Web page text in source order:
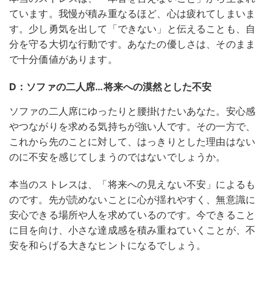
ています。我慢が積み重なるほど、心は疲れてしまいま
す。少し勇気を出して「できない」と伝えることも、自
分を守る大切な行動です。あなたの優しさは、そのまま
で十分価値があります。
D：ソファの二人席…将来への漠然とした不安
ソファの二人席にゆったりと腰掛けたいあなた。安心感
やつながりを求める気持ちが強い人です。その一方で、
これから先のことに対して、はっきりとした理由はない
のに不安を感じてしまうのではないでしょうか。
本当のストレスは、「将来への見えない不安」によるも
のです。先が読めないことに心が揺れやすく、無意識に
安心できる場所や人を求めているのです。今できること
に目を向け、小さな達成感を積み重ねていくことが、不
安を和らげる大きなヒントになるでしょう。